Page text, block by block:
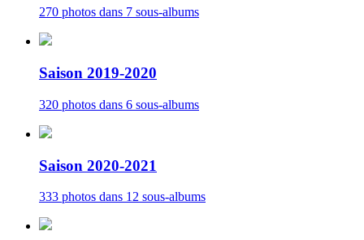
270 photos dans 7 sous-albums
Saison 2019-2020
320 photos dans 6 sous-albums
Saison 2020-2021
333 photos dans 12 sous-albums